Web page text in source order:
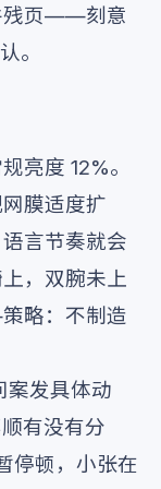
残页——刻意
。
亮度 12%。
膜适度扩
言节奏就会
，双腕未上
略：不制造
案发具体动
有没有分
停顿，小张在